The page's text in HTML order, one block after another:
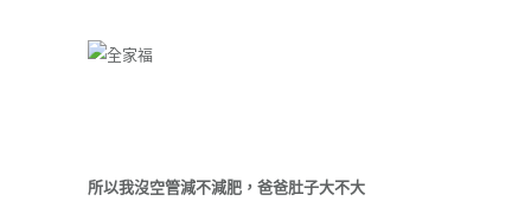
所以我沒空管減不減肥，爸爸肚子大不大